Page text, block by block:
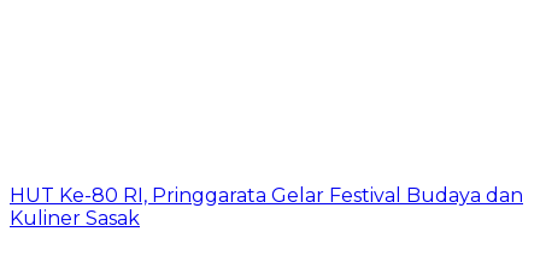
HUT Ke-80 RI, Pringgarata Gelar Festival Budaya dan
Kuliner Sasak